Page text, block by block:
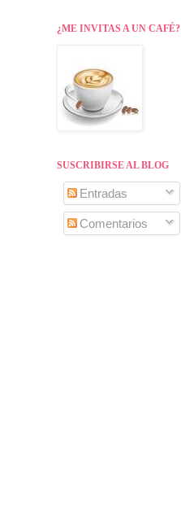
¿ME INVITAS A UN CAFÉ?
SUSCRIBIRSE AL BLOG
Entradas
Comentarios